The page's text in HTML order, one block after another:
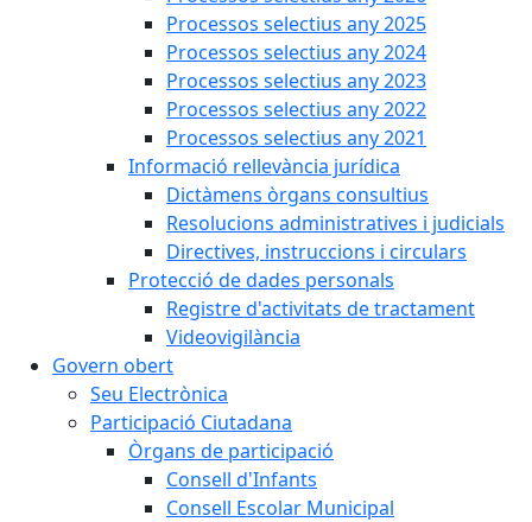
Processos selectius any 2025
Processos selectius any 2024
Processos selectius any 2023
Processos selectius any 2022
Processos selectius any 2021
Informació rellevància jurídica
Dictàmens òrgans consultius
Resolucions administratives i judicials
Directives, instruccions i circulars
Protecció de dades personals
Registre d'activitats de tractament
Videovigilància
Govern obert
Seu Electrònica
Participació Ciutadana
Òrgans de participació
Consell d'Infants
Consell Escolar Municipal